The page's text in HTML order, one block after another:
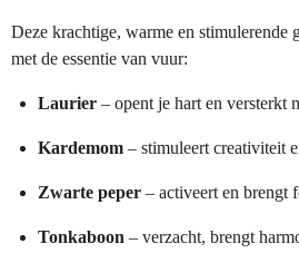
Deze krachtige, warme en stimulerende
met de essentie van vuur:
Laurier – opent je hart en versterkt
Kardemom – stimuleert creativiteit
Zwarte peper – activeert en brengt
Tonkaboon – verzacht, brengt